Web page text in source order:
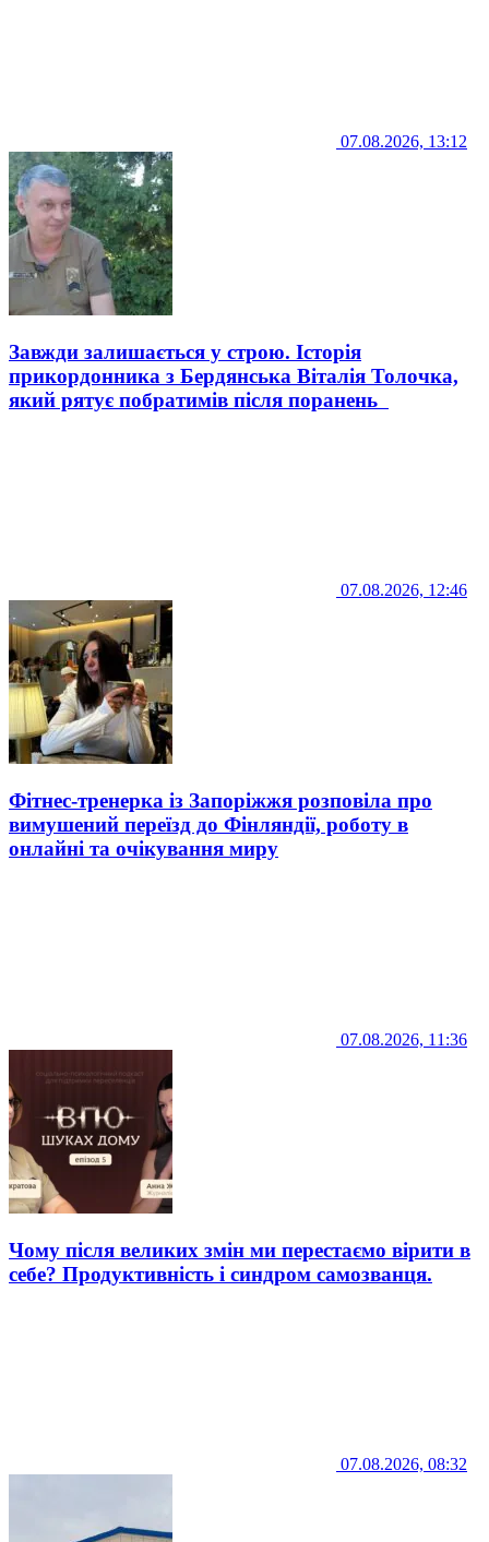
07.08.2026, 13:12
Завжди залишається у строю. Історія
прикордонника з Бердянська Віталія Толочка,
який рятує побратимів після поранень
07.08.2026, 12:46
Фітнес-тренерка із Запоріжжя розповіла про
вимушений переїзд до Фінляндії, роботу в
онлайні та очікування миру
07.08.2026, 11:36
Чому після великих змін ми перестаємо вірити в
себе? Продуктивність і синдром самозванця.
07.08.2026, 08:32